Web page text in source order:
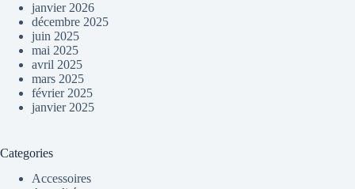
janvier 2026
décembre 2025
juin 2025
mai 2025
avril 2025
mars 2025
février 2025
janvier 2025
Categories
Accessoires